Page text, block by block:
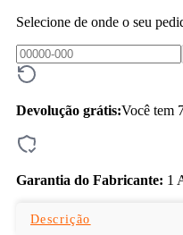
Selecione de onde o seu
Devolução grátis:Você tem
Garantia do Fabricante: 1
Descrição